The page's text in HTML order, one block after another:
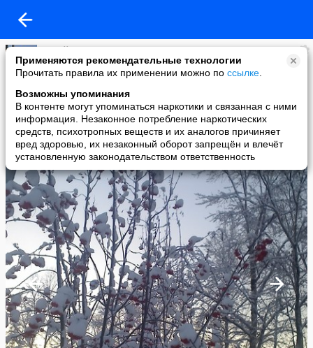
Применяются рекомендательные технологии
Прочитать правила их применении можно по ссылке
Возможны упоминания
В контенте могут упоминаться наркотики и связанная с ними
информация. Незаконное потребление наркотических
средств, психотропных веществ и их аналогов причиняет
вред здоровью, их незаконный оборот запрещён и влечёт
установленную законодательством ответственность
Юрий Фарвазов
added a photo
01 Jan в 11:25